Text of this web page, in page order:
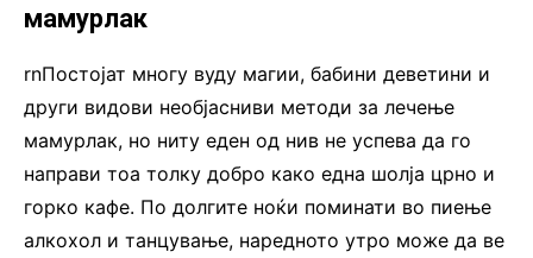
мамурлак
rnПостојат многу вуду магии, бабини деветини и
други видови необјасниви методи за лечење
мамурлак, но ниту еден од нив не успева да го
направи тоа толку добро како една шолја црно и
горко кафе. По долгите ноќи поминати во пиење
алкохол и танцување, наредното утро може да ве